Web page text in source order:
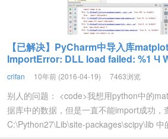
【已解决】PyCharm中导入库
ImportError: DLL load failed: %1 Ч
crifan 10年前 (2016-04-19) 7463浏览
别人的问题： <code>我想用python中的
据库中的数据，但是一直不能import成功，
C:\Python27\Lib\site-packages\scipy\lib 中